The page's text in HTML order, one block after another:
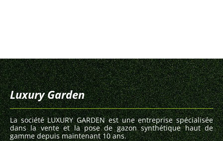
Luxury Garden
La société LUXURY GARDEN est une entreprise spécialisée
dans la vente et la pose de gazon synthétique haut de
gamme depuis maintenant 10 ans.